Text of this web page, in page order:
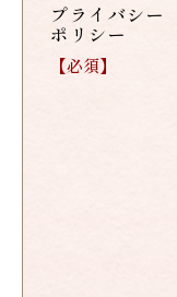
プライバシー
ポリシー
【必須】